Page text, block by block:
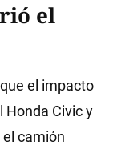
el
el impacto
Honda Civic y
el camión